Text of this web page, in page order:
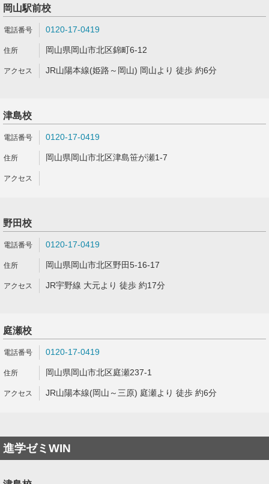
岡山駅前校
0120-17-0419
岡山県岡山市北区錦町6-12
JR山陽本線(姫路～岡山) 岡山より 徒歩 約6分
津島校
0120-17-0419
岡山県岡山市北区津島笹が瀬1-7
野田校
0120-17-0419
岡山県岡山市北区野田5-16-17
JR宇野線 大元より 徒歩 約17分
庭瀬校
0120-17-0419
岡山県岡山市北区庭瀬237-1
JR山陽本線(岡山～三原) 庭瀬より 徒歩 約6分
進学ゼミWIN